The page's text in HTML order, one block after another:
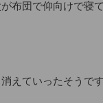
布団で仰向けで寝
えていったそうです